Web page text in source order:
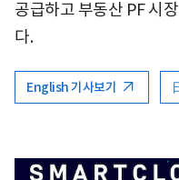
공급하고 부동산 PF 시
다.
English 기사보기